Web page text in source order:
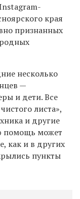
края
признанных
несколько
—
и дети. Все
листа»,
и другие
помощь может
как и в других
пункты